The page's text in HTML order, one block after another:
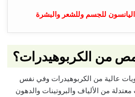
للجسم وللشعر والبشرة
من الكربوهيدرات؟
عالية من الكربوهيدرات وفي نفس
من الألياف والبروتينات والدهون